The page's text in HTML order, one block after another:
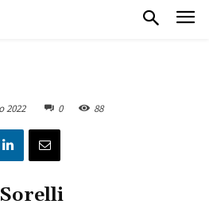
2022 0 88
Sorelli